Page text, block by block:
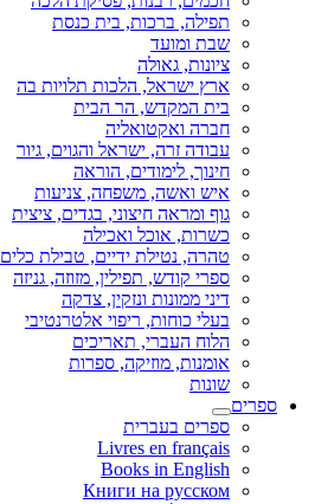
תפילה, ברכות, בית כנסת
שבת ומועד
ציונות, גאולה
ארץ ישראל, הלכות תלויות בה
בית המקדש, הר הבית
חברה ואקטואליה
עבודה זרה, ישראל והגוים, גיור
חינוך, לימודים, הוראה
איש ואשה, משפחה, צניעות
גוף ומראה חיצוני, בגדים, ציצית
כשרות, אוכל ואכילה
טהרה, נטילת ידיים, טבילת כלים
ספרי קודש, תפילין, מזוזה, גניזה
דיני ממונות ונזקין, צדקה
בעלי כוחות, ריפוי אלטרנטיבי
הלוח העברי, תאריכים
אומנות, מוזיקה, ספרות
שונות
ספרים
ספרים בעברית
Livres en français
Books in English
Книги на русском